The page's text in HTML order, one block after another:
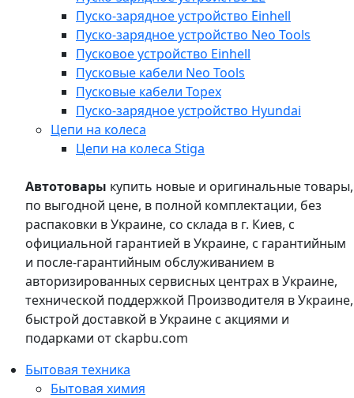
Пуско-зарядное устройство Einhell
Пуско-зарядное устройство Neo Tools
Пусковое устройство Einhell
Пусковые кабели Neo Tools
Пусковые кабели Topex
Пуско-зарядное устройство Hyundai
Цепи на колеса
Цепи на колеса Stiga
Автотовары купить новые и оригинальные товары,
по выгодной цене, в полной комплектации, без
распаковки в Украине, со склада в г. Киев, с
официальной гарантией в Украине, с гарантийным
и после-гарантийным обслуживанием в
авторизированных сервисных центрах в Украине,
технической поддержкой Производителя в Украине,
быстрой доставкой в Украине с акциями и
подарками от ckapbu.com
Бытовая техника
Бытовая химия